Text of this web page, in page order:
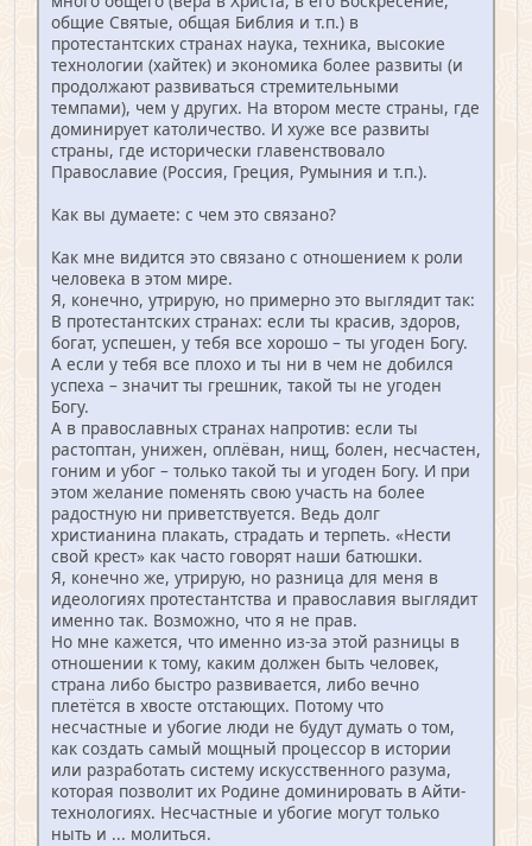
общие Святые, общая Библия и т.п.) в
протестантских странах наука, техника, высокие
технологии (хайтек) и экономика более развиты (и
продолжают развиваться стремительными
темпами), чем у других. На втором месте страны, где
доминирует католичество. И хуже все развиты
страны, где исторически главенствовало
Православие (Россия, Греция, Румыния и т.п.).
Как вы думаете: с чем это связано?
Как мне видится это связано с отношением к роли
человека в этом мире.
Я, конечно, утрирую, но примерно это выглядит так:
В протестантских странах: если ты красив, здоров,
богат, успешен, у тебя все хорошо – ты угоден Богу.
А если у тебя все плохо и ты ни в чем не добился
успеха – значит ты грешник, такой ты не угоден
Богу.
А в православных странах напротив: если ты
растоптан, унижен, оплёван, нищ, болен, несчастен,
гоним и убог – только такой ты и угоден Богу. И при
этом желание поменять свою участь на более
радостную ни приветствуется. Ведь долг
христианина плакать, страдать и терпеть. «Нести
свой крест» как часто говорят наши батюшки.
Я, конечно же, утрирую, но разница для меня в
идеологиях протестантства и православия выглядит
именно так. Возможно, что я не прав.
Но мне кажется, что именно из-за этой разницы в
отношении к тому, каким должен быть человек,
страна либо быстро развивается, либо вечно
плетётся в хвосте отстающих. Потому что
несчастные и убогие люди не будут думать о том,
как создать самый мощный процессор в истории
или разработать систему искусственного разума,
которая позволит их Родине доминировать в Айти-
технологиях. Несчастные и убогие могут только
ныть и ... молиться.